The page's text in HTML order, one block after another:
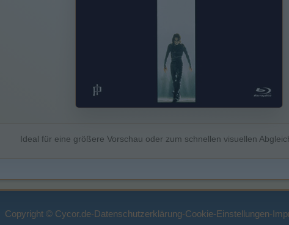
Ideal für eine größere Vorschau oder zum schnellen visuellen
Copyright © Cycor.de-Datenschutzerklärung-Cookie-Einstellungen-